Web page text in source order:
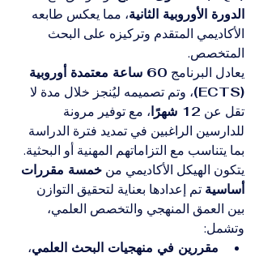
الدورة الأوروبية الثانية، مما يعكس طابعه
الأكاديمي المتقدم وتركيزه على البحث
المتخصص.
يعادل البرنامج
60 ساعة معتمدة أوروبية
(ECTS)
، وتم تصميمه ليُنجز خلال مدة لا
تقل عن 12 شهرًا
، مع توفير مرونة
للدارسين الراغبين في تمديد فترة الدراسة
بما يتناسب مع التزاماتهم المهنية أو البحثية.
يتكون الهيكل الأكاديمي من خمسة مقررات
أساسية تم إعدادها بعناية لتحقيق التوازن
بين العمق المنهجي والتخصص العلمي،
وتشمل:
مقررين في منهجيات البحث العلمي،